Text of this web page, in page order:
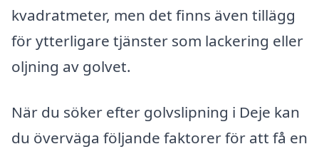
kvadratmeter, men det finns även tillägg
för ytterligare tjänster som lackering eller
oljning av golvet.
När du söker efter golvslipning i Deje kan
du överväga följande faktorer för att få en